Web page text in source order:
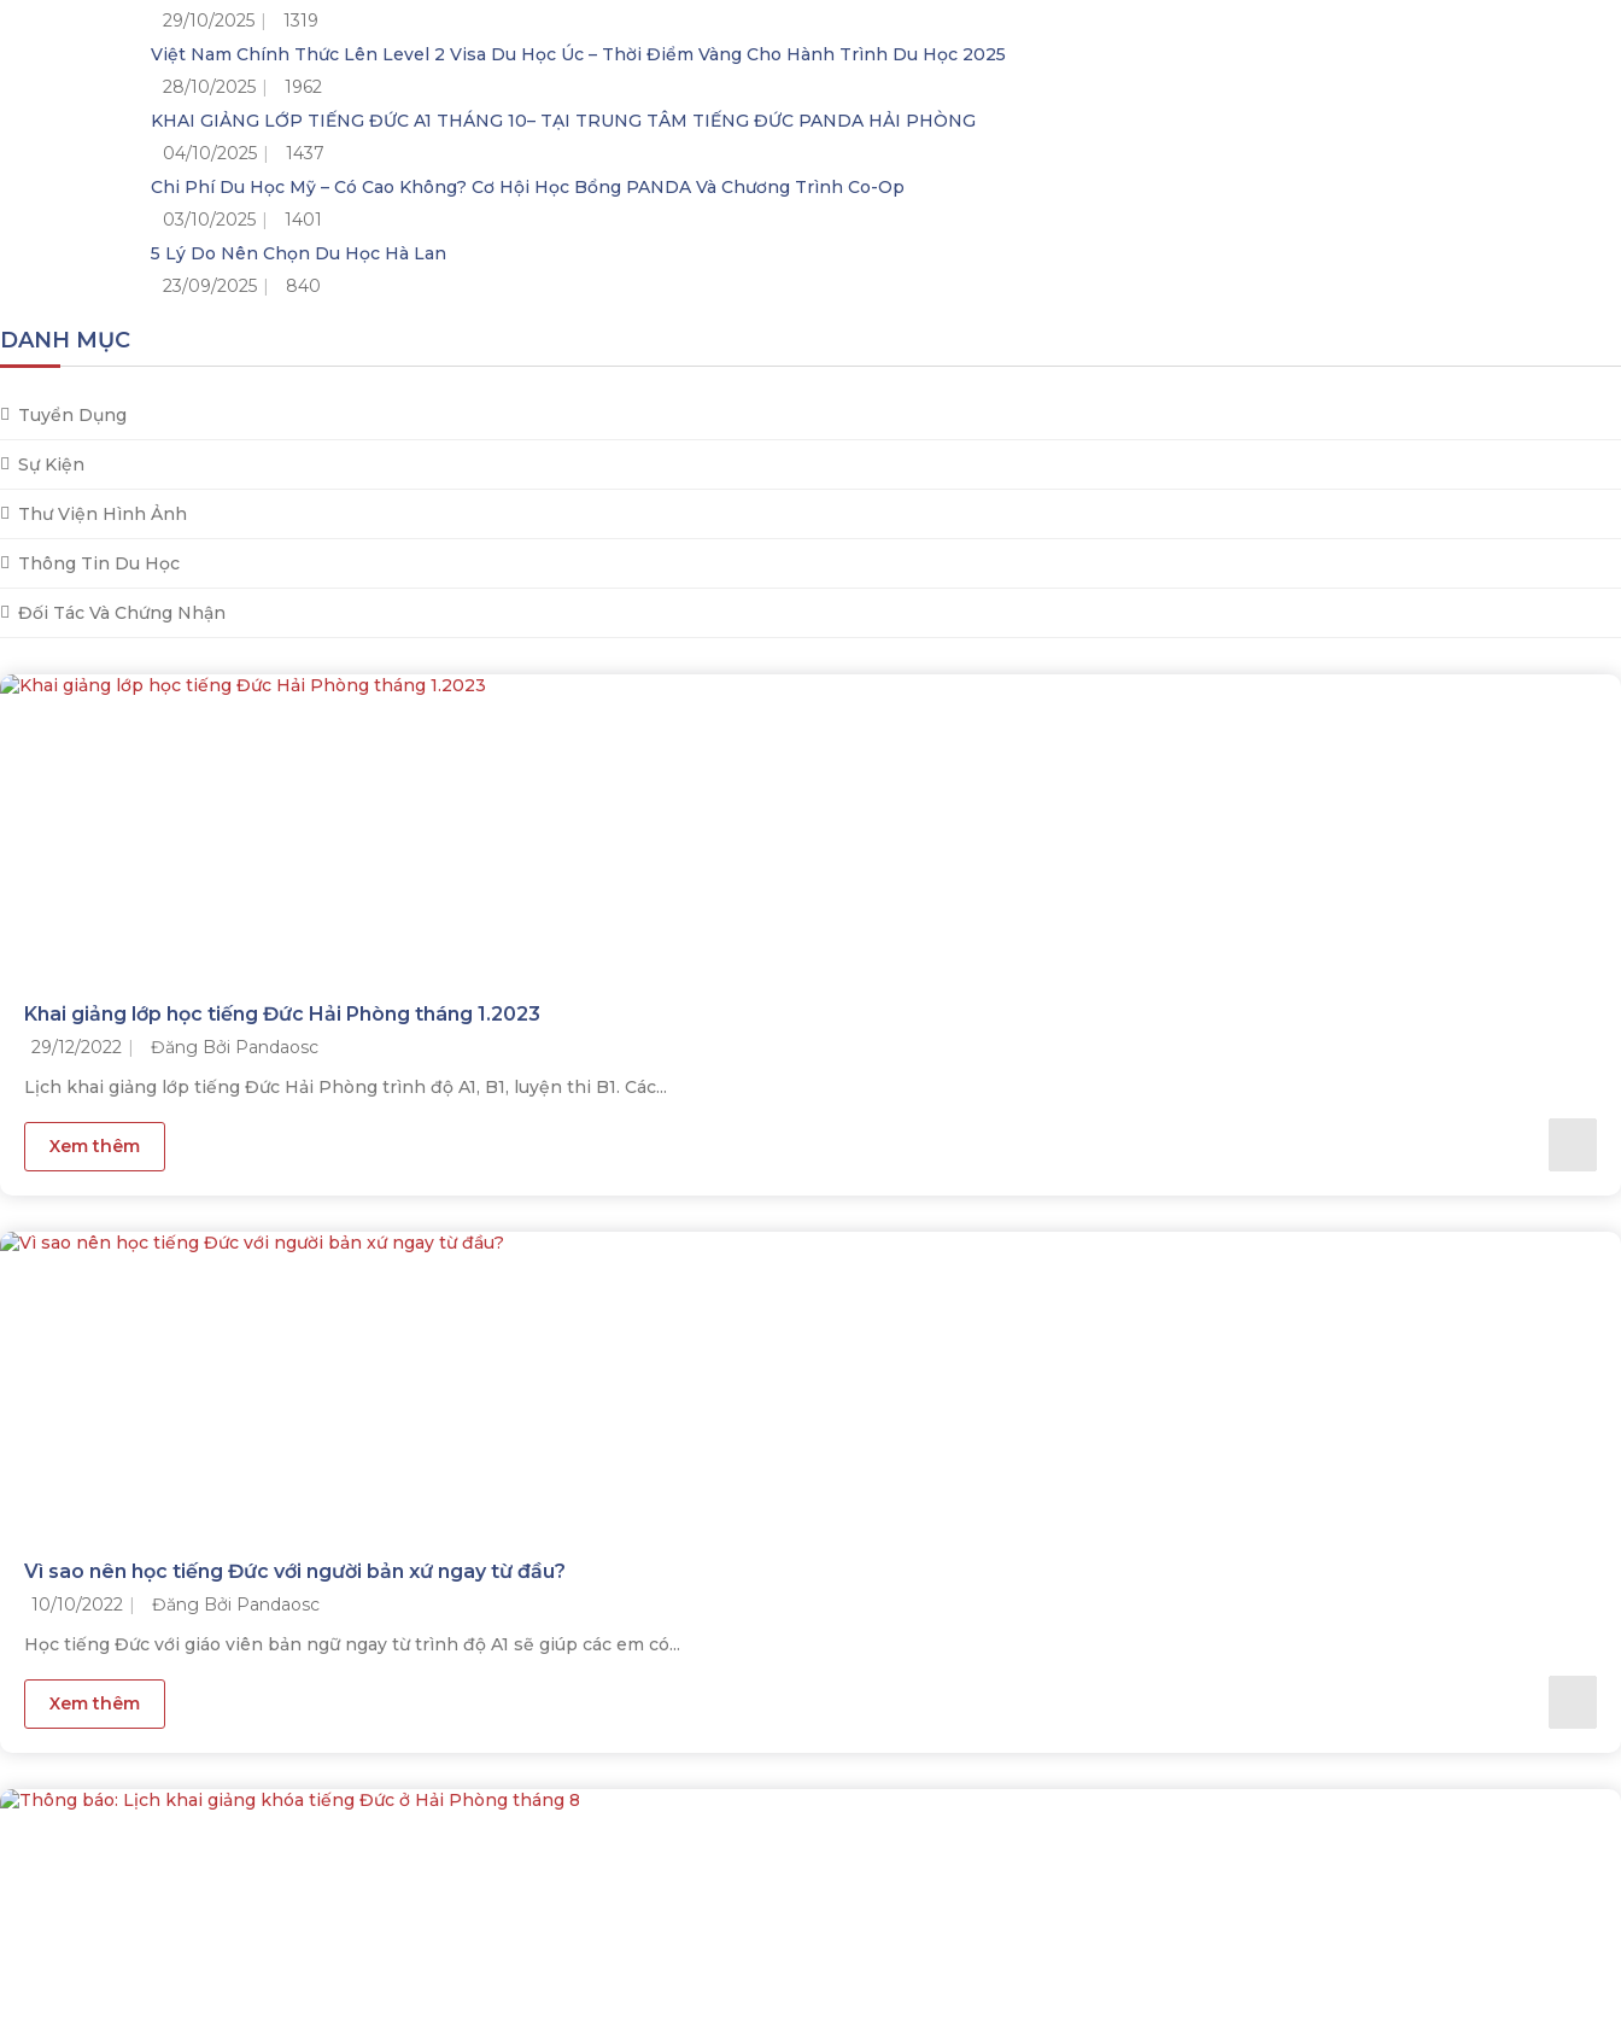
29/10/2025
1319
Việt Nam Chính Thức Lên Level 2 Visa Du Học Úc – Thời Điểm Vàng Cho Hành Trình Du Học 2025
28/10/2025
1962
KHAI GIẢNG LỚP TIẾNG ĐỨC A1 THÁNG 10– TẠI TRUNG TÂM TIẾNG ĐỨC PANDA HẢI PHÒNG
04/10/2025
1437
Chi Phí Du Học Mỹ – Có Cao Không? Cơ Hội Học Bổng PANDA Và Chương Trình Co-Op
03/10/2025
1401
5 Lý Do Nên Chọn Du Học Hà Lan
23/09/2025
840
DANH MỤC
Tuyển Dụng
Sự Kiện
Thư Viện Hình Ảnh
Thông Tin Du Học
Đối Tác Và Chứng Nhận
Khai giảng lớp học tiếng Đức Hải Phòng tháng 1.2023
29/12/2022
Đăng Bởi Pandaosc
Lịch khai giảng lớp tiếng Đức Hải Phòng trình độ A1, B1, luyện thi B1. Các...
Xem thêm
Vì sao nên học tiếng Đức với người bản xứ ngay từ đầu?
10/10/2022
Đăng Bởi Pandaosc
Học tiếng Đức với giáo viên bản ngữ ngay từ trình độ A1 sẽ giúp các em có...
Xem thêm